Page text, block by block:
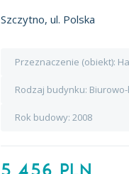
Szczytno, ul. Polska
Przeznaczenie (obiekt):
Rodzaj budynku:
Rok budowy: 2008